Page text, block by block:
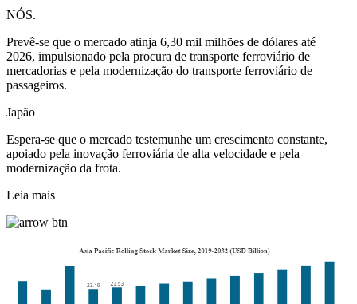
NÓS.
Prevê-se que o mercado atinja 6,30 mil milhões de dólares até
2026, impulsionado pela procura de transporte ferroviário de
mercadorias e pela modernização do transporte ferroviário de
passageiros.
Japão
Espera-se que o mercado testemunhe um crescimento constante,
apoiado pela inovação ferroviária de alta velocidade e pela
modernização da frota.
Leia mais